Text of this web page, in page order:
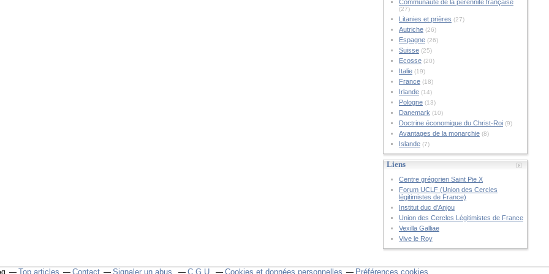
Communauté de la pérennité française
(27)
Litanies et prières (27)
Autriche(26)
Espagne(26)
Suisse(25)
Ecosse(20)
Italie(19)
France(18)
Irlande(14)
Pologne(13)
Danemark (10)
Doctrine économique du Christ-Roi(9)
Avantages de la monarchie(8)
Islande(7)
Liens
Centre grégorien Saint Pie X
Forum UCLF (Union des Cercles
légitimistes de France)
Institut duc d'Anjou
Union des Cercles Légitimistes de France
Vexilla Galliae
Vive le Roy
Top articles Contact Signaler un abus C.G.U. Cookies et données personnelles Préférences cookies